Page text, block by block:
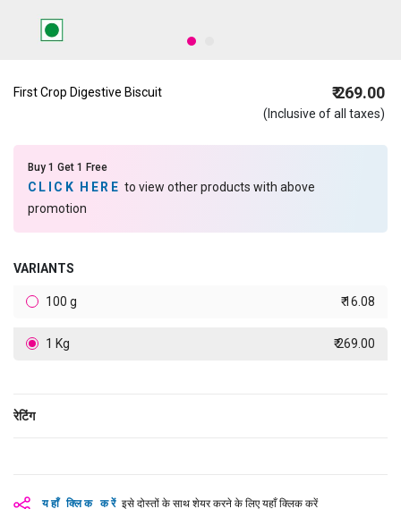
First Crop Digestive Biscuit ₹ 269.00
(Inclusive of all taxes)
Buy 1 Get 1 Free
CLICK HEREto view other products with above
promotion
VARIANTS
100 g ₹ 16.08
1 Kg ₹ 269.00
रेटिंग
यहाँ क्लिक करें इसे दोस्तों के साथ शेयर करने के लिए यहाँ क्लिक करें